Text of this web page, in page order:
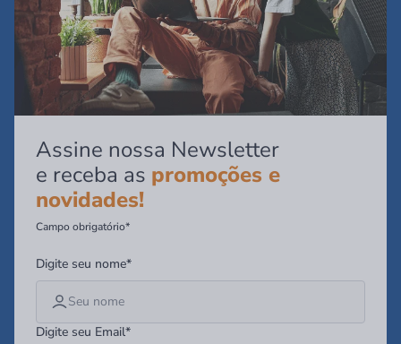
Assine nossa Newsletter
e receba as promoções e
novidades!
Campo obrigatório*
Digite seu nome*
Digite seu Email*